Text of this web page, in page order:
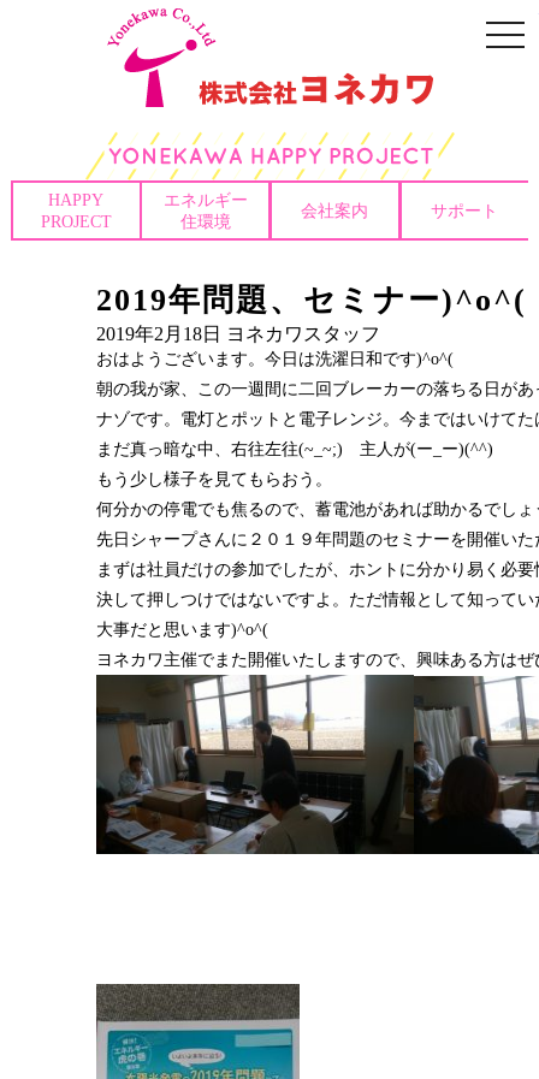
HAPPY
PROJECT
エネルギー
住環境
会社案内 サポート
2019年問題、セミナー)^o^(
2019年2月18日 ヨネカワスタッフ
おはようございます。今日は洗濯日和です)^o^(
朝の我が家、この一週間に二回ブレーカーの落ちる日があ
ナゾです。電灯とポットと電子レンジ。今まではいけて
まだ真っ暗な中、右往左往(~_~;) 主人が(ー_ー)(^^)
もう少し様子を見てもらおう。
何分かの停電でも焦るので、蓄電池があれば助かるでしょ
先日シャープさんに２０１９年問題のセミナーを開催い
まずは社員だけの参加でしたが、ホントに分かり易く必
決して押しつけではないですよ。ただ情報として知って
大事だと思います)^o^(
ヨネカワ主催でまた開催いたしますので、興味ある方はぜ